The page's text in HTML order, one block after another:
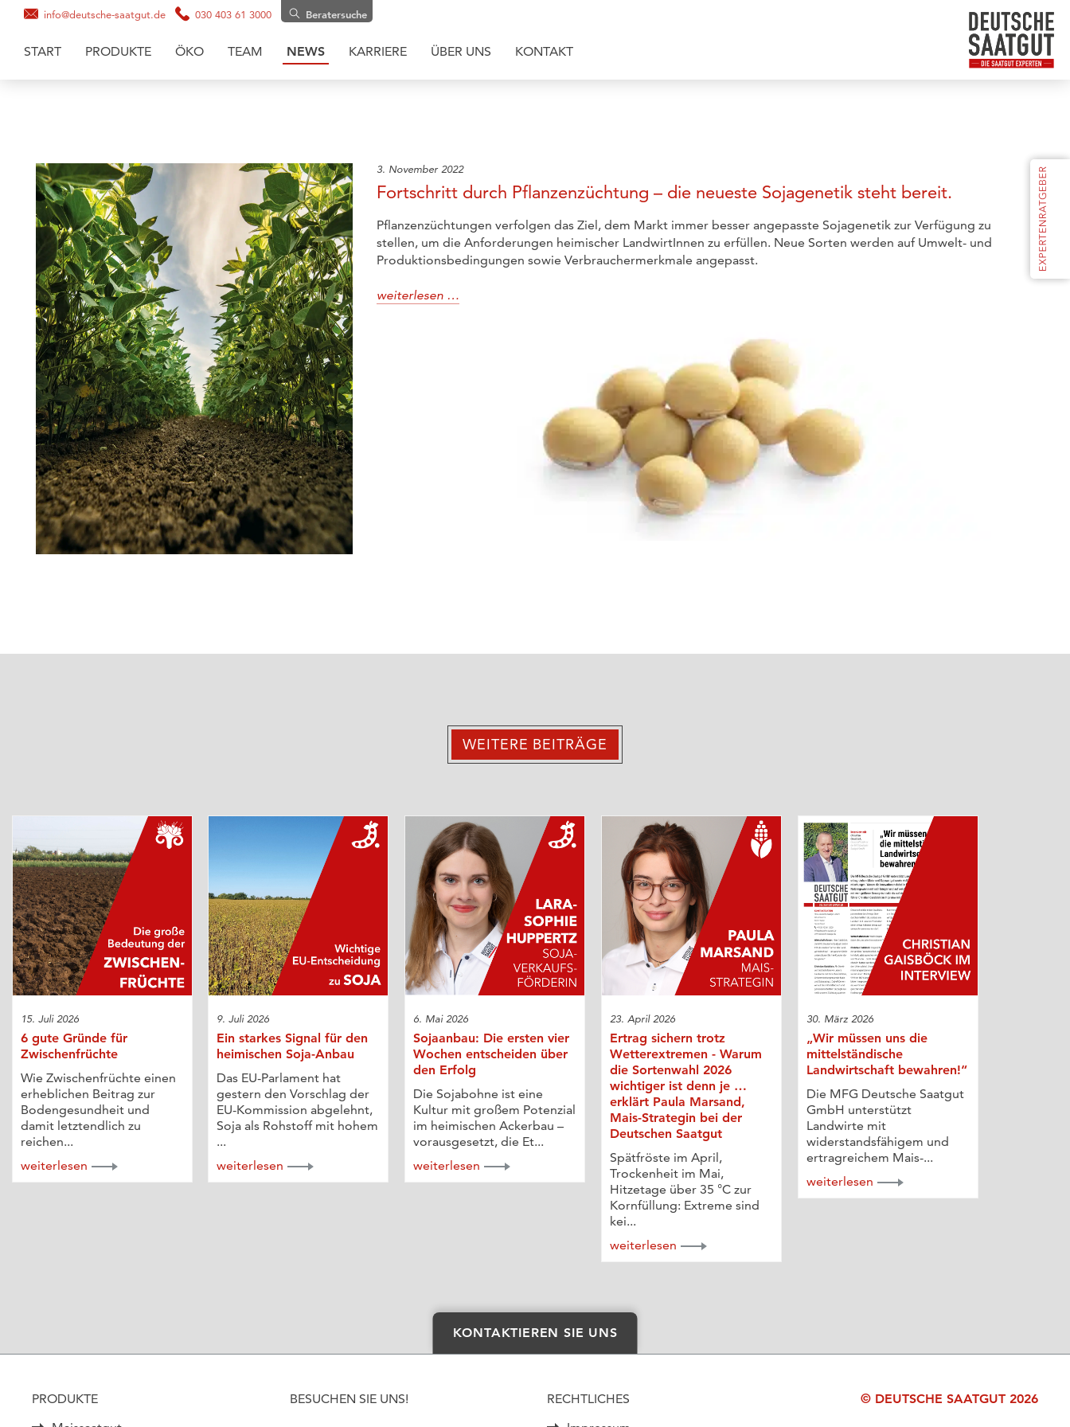
info@deutsche-saatgut.de 030 403 61 3000 Beratersuche
START PRODUKTE
Zwischenfrüchte
Getreide
Gräsermischungen
Grassaaten
Sonnenblumen
ÖKO TEAM NEWS KARRIERE ÜBER UNS KONTAKT
3. November 2022
Fortschritt durch Pflanzenzüchtung – die neueste Sojagenetik steht bereit.
Pflanzenzüchtungen verfolgen das Ziel, dem Markt immer besser angepasste Sojagenetik zur Verfügung zu
stellen, um die Anforderungen heimischer LandwirtInnen zu erfüllen. Neue Sorten werden auf Umwelt- und
Produktionsbedingungen sowie Verbrauchermerkmale angepasst.
weiterlesen …
WEITERE BEITRÄGE
15. Juli 2026
6 gute Gründe für
Zwischenfrüchte
Wie Zwischenfrüchte einen
erheblichen Beitrag zur
Bodengesundheit und
damit letztendlich zu
reichen...
weiterlesen
9. Juli 2026
Ein starkes Signal für den
heimischen Soja-Anbau
Das EU-Parlament hat
gestern den Vorschlag der
EU-Kommission abgelehnt,
Soja als Rohstoff mit hohem
...
weiterlesen
6. Mai 2026
Sojaanbau: Die ersten vier
Wochen entscheiden über
den Erfolg
Die Sojabohne ist eine
Kultur mit großem Potenzial
im heimischen Ackerbau –
vorausgesetzt, die Et...
weiterlesen
23. April 2026
Ertrag sichern trotz
Wetterextremen - Warum
die Sortenwahl 2026
wichtiger ist denn je …
erklärt Paula Marsand,
Mais-Strategin bei der
Deutschen Saatgut
Spätfröste im April,
Trockenheit im Mai,
Hitzetage über 35 °C zur
Kornfüllung: Extreme sind
kei...
weiterlesen
30. März 2026
„Wir müssen uns die
mittelständische
Landwirtschaft bewahren!“
Die MFG Deutsche Saatgut
GmbH unterstützt
Landwirte mit
widerstandsfähigem und
ertragreichem Mais-...
weiterlesen
KONTAKTIEREN SIE UNS
PRODUKTE
BESUCHEN SIE UNS!
RECHTLICHES
© DEUTSCHE SAATGUT 2026